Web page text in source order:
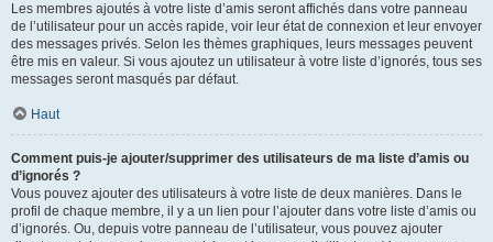
Les membres ajoutés à votre liste d’amis seront affichés dans votre panneau
de l’utilisateur pour un accès rapide, voir leur état de connexion et leur envoyer
des messages privés. Selon les thèmes graphiques, leurs messages peuvent
être mis en valeur. Si vous ajoutez un utilisateur à votre liste d’ignorés, tous ses
messages seront masqués par défaut.
Haut
Comment puis-je ajouter/supprimer des utilisateurs de ma liste d’amis ou
d’ignorés ?
Vous pouvez ajouter des utilisateurs à votre liste de deux manières. Dans le
profil de chaque membre, il y a un lien pour l’ajouter dans votre liste d’amis ou
d’ignorés. Ou, depuis votre panneau de l’utilisateur, vous pouvez ajouter